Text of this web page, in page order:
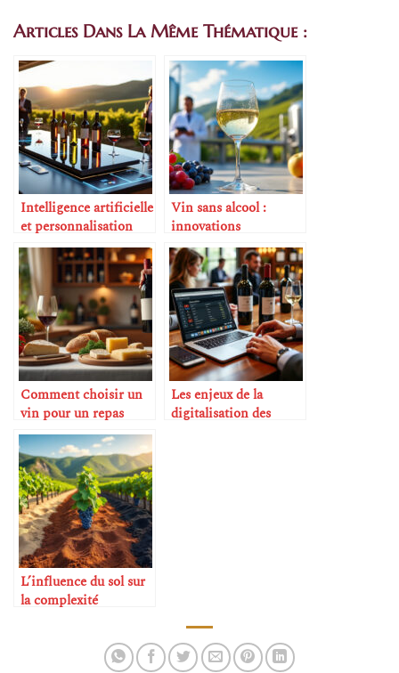
Articles Dans La Même Thématique :
Intelligence artificielle
et personnalisation
des recommandations
de vins
Vin sans alcool :
innovations
techniques
Comment choisir un
vin pour un repas
improvisé
Les enjeux de la
digitalisation des
L’influence du sol sur
la complexité